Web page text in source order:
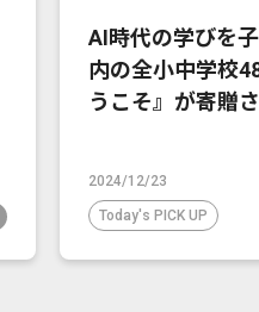
AI時代の学びを
内の全小中学校
うこそ』が寄贈
2024/12/23
Today's PICK UP